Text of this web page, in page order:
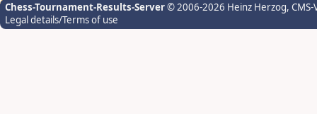
Chess-Tournament-Results-Server© 2006-2026 Heinz Herzog,
Legal details/Terms of use